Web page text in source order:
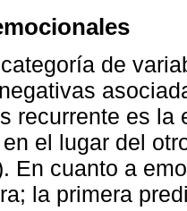
de
recurrente es la
el lugar del
En cuanto a
la primera